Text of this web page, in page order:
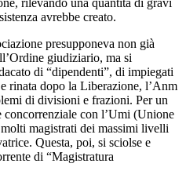
avrebbe creato.
presupponeva non già
giudiziario, ma si
di “dipendenti”, di impiegati
rinata dopo la Liberazione, l’Anm
di divisioni e frazioni. Per un
con l’Umi (Unione
magistrati dei massimi livelli
Questa, poi, si sciolse e
di “Magistratura